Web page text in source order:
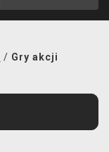
/ Gry akcji